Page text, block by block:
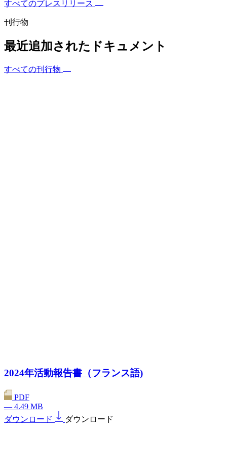
すべてのプレスリリース
刊行物
最近追加されたドキュメント
すべての刊行物
2024年活動報告書（フランス語)
PDF
— 4.49 MB
ダウンロード
ダウンロード